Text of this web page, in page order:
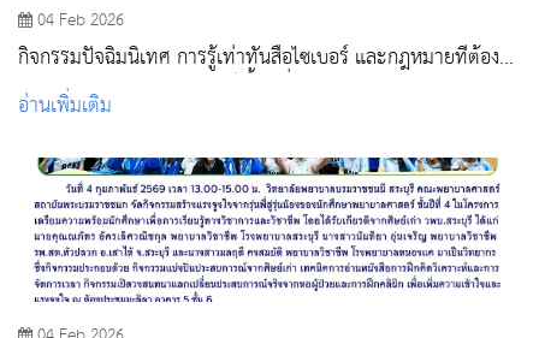
04 Feb 2026
กิจกรรมปัจฉิมนิเทศ การรู้เท่าทันสื่อไซเบอร์ และกฎหมายที่ต้องรู้
ของนักศึกษาพยาบาลศาสตร์ ชั้นปีที่ 4
อ่านเพิ่มเติม